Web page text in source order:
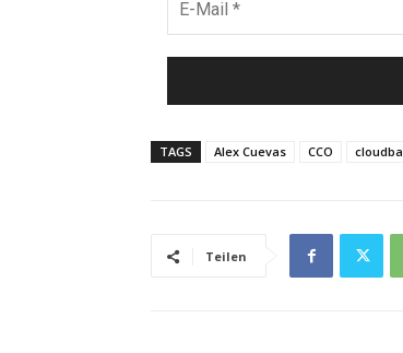
TAGS Alex Cuevas CCO
Teilen